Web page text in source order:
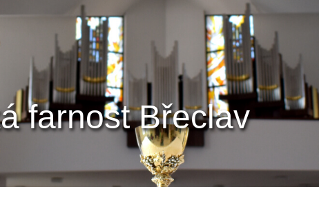
farnost Břeclav